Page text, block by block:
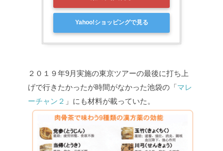
Yahoo!ショッピングで見る
２０１９年9月実施の東京ツアーの最後に打ち上
げで行きたかったが時間がなかった池袋の「マレ
ーチャン２ 」にも材料が載っていた。